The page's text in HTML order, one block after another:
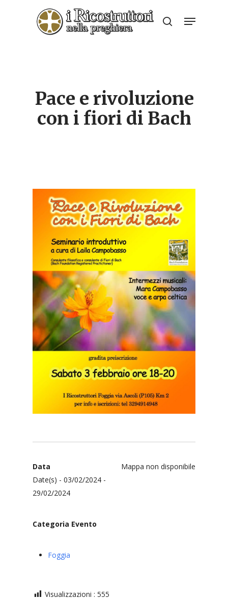
search
Menu
Pace e rivoluzione
con i fiori di Bach
Mappa non disponibile
Data
Date(s) - 03/02/2024 -
29/02/2024
Categoria Evento
Foggia
Visualizzazioni : 555